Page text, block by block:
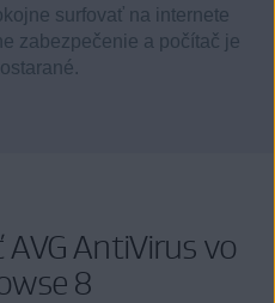
surfovať na internete
zabezpečenie a počítač je
AntiVirus vo
8